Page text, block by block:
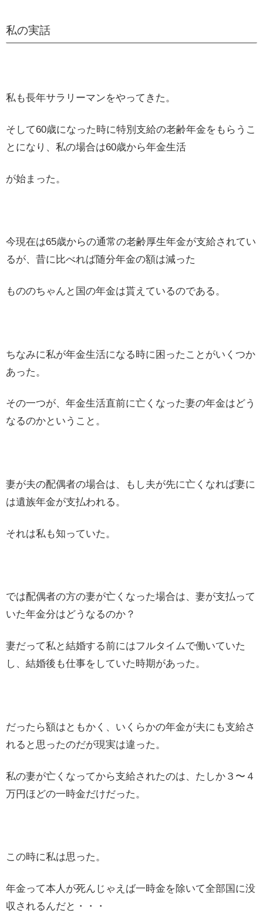
私の実話
私も長年サラリーマンをやってきた。
そして60歳になった時に特別支給の老齢年金をもらうこ
とになり、私の場合は60歳から年金生活
が始まった。
今現在は65歳からの通常の老齢厚生年金が支給されてい
るが、昔に比べれば随分年金の額は減った
もののちゃんと国の年金は貰えているのである。
ちなみに私が年金生活になる時に困ったことがいくつか
あった。
その一つが、年金生活直前に亡くなった妻の年金はどう
なるのかということ。
妻が夫の配偶者の場合は、もし夫が先に亡くなれば妻に
は遺族年金が支払われる。
それは私も知っていた。
では配偶者の方の妻が亡くなった場合は、妻が支払って
いた年金分はどうなるのか？
妻だって私と結婚する前にはフルタイムで働いていた
し、結婚後も仕事をしていた時期があった。
だったら額はともかく、いくらかの年金が夫にも支給さ
れると思ったのだが現実は違った。
私の妻が亡くなってから支給されたのは、たしか３〜４
万円ほどの一時金だけだった。
この時に私は思った。
年金って本人が死んじゃえば一時金を除いて全部国に没
収されるんだと・・・